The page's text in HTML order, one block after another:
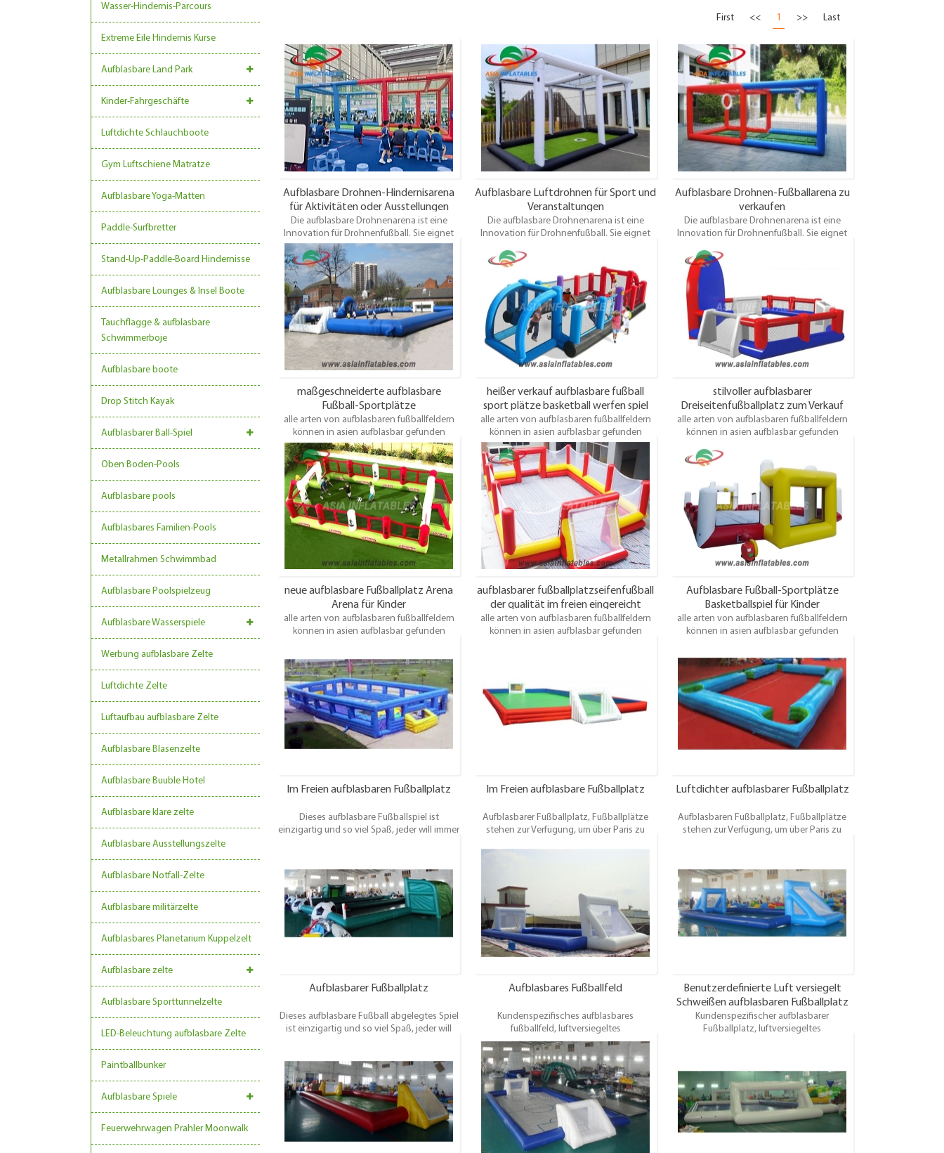
Wasser-Hindernis-Parcours
Extreme Eile Hindernis Kurse
Aufblasbare Land Park
Kinder-Fahrgeschäfte
Luftdichte Schlauchboote
Gym Luftschiene Matratze
Aufblasbare Yoga-Matten
Paddle-Surfbretter
Stand-Up-Paddle-Board Hindernisse
Aufblasbare Lounges & Insel Boote
Tauchflagge & aufblasbare
Schwimmerboje
Aufblasbare boote
Drop Stitch Kayak
Aufblasbarer Ball-Spiel
Oben Boden-Pools
Aufblasbare pools
Aufblasbares Familien-Pools
Metallrahmen Schwimmbad
Aufblasbare Poolspielzeug
Aufblasbare Wasserspiele
Werbung aufblasbare Zelte
Luftdichte Zelte
Luftaufbau aufblasbare Zelte
Aufblasbare Blasenzelte
Aufblasbare Buuble Hotel
Aufblasbare klare zelte
Aufblasbare Ausstellungszelte
Aufblasbare Notfall-Zelte
Aufblasbare militärzelte
Aufblasbares Planetarium Kuppelzelt
Aufblasbare zelte
Aufblasbare Sporttunnelzelte
LED-Beleuchtung aufblasbare Zelte
Paintballbunker
Aufblasbare Spiele
Feuerwehrwagen Prahler Moonwalk
First << 1 >> Last
Aufblasbare Drohnen-Hindernisarena
für Aktivitäten oder Ausstellungen
Die aufblasbare Drohnenarena ist eine
Innovation für Drohnenfußball. Sie eignet
sich perfekt für Schüler, um Drohnen mit
Wissenschaft, Technologie und Sport zu
verbinden. Ob drinnen oder draußen – die
Drohnen-Fußballarena lässt sich in nur 5
Minuten aufbauen! Ihr könnt jederzeit an
den Drohnenwettbewerben teilnehmen – in
der Schule, auf dem Rasen, im Park oder
sogar im Garten! Es ist einfach großartig!
Aufblasbare Luftdrohnen für Sport und
Veranstaltungen
Die aufblasbare Drohnenarena ist eine
Innovation für Drohnenfußball. Sie eignet
Wissenschaft, Technologie und Sport zu
verbinden. Ob drinnen oder draußen – die
Drohnen-Fußballarena lässt sich in nur 5
Minuten aufbauen! Ihr könnt jederzeit an
den Drohnenwettbewerben teilnehmen – in
der Schule, auf dem Rasen, im Park oder
sogar im Garten! Es ist einfach großartig!
Aufblasbare Drohnen-Fußballarena zu
verkaufen
Die aufblasbare Drohnenarena ist eine
Innovation für Drohnenfußball. Sie eignet
Wissenschaft, Technologie und Sport zu
verbinden. Ob drinnen oder draußen – die
Drohnen-Fußballarena lässt sich in nur 5
Minuten aufbauen! Ihr könnt jederzeit an
den Drohnenwettbewerben teilnehmen – in
der Schule, auf dem Rasen, im Park oder
sogar im Garten! Es ist einfach großartig!
maßgeschneiderte aufblasbare
Fußball-Sportplätze
alle arten von aufblasbaren fußballfeldern
können in asien aufblasbar gefunden
werden. Einige sind groß, einige sind klein,
einige sind für die Unterhaltung im Freien
geeignet, einige sind für den Gartenspaß
geeignet, einige können im Haus verwendet
werden, einige sind für Erwachsene, einige
sind für Kinder. Egal welches Fußballfeld Sie
benötigen, Asia bietet Ihnen die besten
Produkte und Dienstleistungen.
heißer verkauf aufblasbare fußball
sport plätze basketball werfen spiel
alle arten von aufblasbaren fußballfeldern
können in asien aufblasbar gefunden
werden. Einige sind groß, einige sind klein,
einige sind für die Unterhaltung im Freien
geeignet, einige sind für den Gartenspaß
geeignet, einige können im Haus verwendet
werden, einige sind für Erwachsene, einige
sind für Kinder. Egal welches Fußballfeld Sie
benötigen, Asia bietet Ihnen die besten
Produkte und Dienstleistungen.
stilvoller aufblasbarer
Dreiseitenfußballplatz zum Verkauf
alle arten von aufblasbaren fußballfeldern
können in asien aufblasbar gefunden
einige sind für die Unterhaltung im Freien
geeignet, einige sind für den Gartenspaß
geeignet, einige können im Haus verwendet
werden, einige sind für Erwachsene, einige
sind für Kinder. Egal welches Fußballfeld Sie
benötigen, Asia bietet Ihnen die besten
Produkte und Dienstleistungen.
neue aufblasbare Fußballplatz Arena
Arena für Kinder
alle arten von aufblasbaren fußballfeldern
können in asien aufblasbar gefunden
einige sind für die Unterhaltung im Freien
geeignet, einige sind für den Gartenspaß
geeignet, einige können im Haus verwendet
werden, einige sind für Erwachsene, einige
sind für Kinder. Egal welches Fußballfeld Sie
benötigen, Asia bietet Ihnen die besten
Produkte und Dienstleistungen.
aufblasbarer fußballplatzseifenfußball
der qualität im freien eingereicht
alle arten von aufblasbaren fußballfeldern
können in asien aufblasbar gefunden
geeignet, einige können im Haus verwendet
werden, einige sind für Erwachsene, einige
sind für Kinder. Egal welches Fußballfeld Sie
benötigen, Asia bietet Ihnen die besten
Aufblasbare Fußball-Sportplätze
Basketballspiel für Kinder
alle arten von aufblasbaren fußballfeldern
können in asien aufblasbar gefunden
einige sind für die Unterhaltung im Freien
geeignet, einige sind für den Gartenspaß
geeignet, einige können im Haus verwendet
werden, einige sind für Erwachsene, einige
sind für Kinder. Egal welches Fußballfeld Sie
benötigen, Asia bietet Ihnen die besten
Produkte und Dienstleistungen.
Im Freien aufblasbaren Fußballplatz
Dieses aufblasbare Fußballspiel ist
einzigartig und so viel Spaß, jeder will immer
eine fantasische Ergänzung zu jeder
Vermieterin für jede große Veranstaltung,
Teambuilding oder private Party, oder
irgendwann irgendwo Leute Spaß haben
wollen.
Im Freien aufblasbare Fußballplatz
Aufblasbarer Fußballplatz, Fußballplätze
stehen zur Verfügung, um über Paris zu
Sie können auch aus einer Vielzahl von Pitch
Oberflächen wie künstliche, 3g Astroturf,
Gras und Indoor.
Luftdichter aufblasbarer Fußballplatz
Aufblasbaren Fußballplatz, Fußballplätze
stehen zur Verfügung, um über Paris zu
haben Stellplätze für 5 a-seitig, 7 a-side und
11 a-side, sowie 6 a-side und 8 a-side auch.
Sie können auch aus einer Vielzahl von Pitch
Oberflächen wie künstliche, 3g Astroturf,
Gras und Indoor.
Aufblasbarer Fußballplatz
Dieses aufblasbare Fußball abgelegtes Spiel
ist einzigartig und so viel Spaß, jeder will
erwachsene Nächte, Partys und eine
fantasische Ergänzung zu jeder Vermieterin
für jede große Veranstaltung, Teambuilding
oder private Party, oder irgendwann
irgendwo Leute Spaß haben wollen.
Aufblasbares Fußballfeld
Kundenspezifisches aufblasbares
fußballfeld, luftversiegeltes
schweißenAufblasbarer FußballplatzOhne
bodenFußballplätze stehen zur Verfügung,
um über Paris zu mieten und es gibt etwas
für Fußballmannschaften aller Größen.Sie
können auch aus einer Vielzahl von Pitch
Oberflächen wie künstliche, 3g Astroturf,
Gras und Indoor.
Benutzerdefinierte Luft versiegelt
Schweißen aufblasbaren Fußballplatz
ohne Boden
Kundenspezifischer aufblasbarer
Fußballplatz, luftversiegeltes
für Fußballmannschaften aller Größen.Sie
können auch aus einer Vielzahl von Pitch
Oberflächen wie künstliche, 3g Astroturf,
Gras und Indoor.